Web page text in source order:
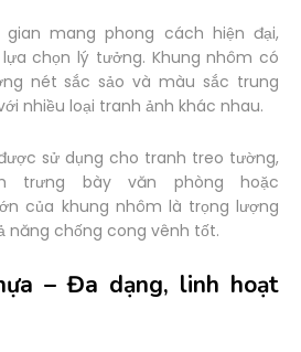
mang phong cách hiện đại,
chọn lý tưởng. Khung nhôm có
nét sắc sảo và màu sắc trung
nhiều loại tranh ảnh khác nhau.
sử dụng cho tranh treo tường,
trưng bày văn phòng hoặc
của khung nhôm là trọng lượng
năng chống cong vênh tốt.
– Đa dạng, linh hoạt